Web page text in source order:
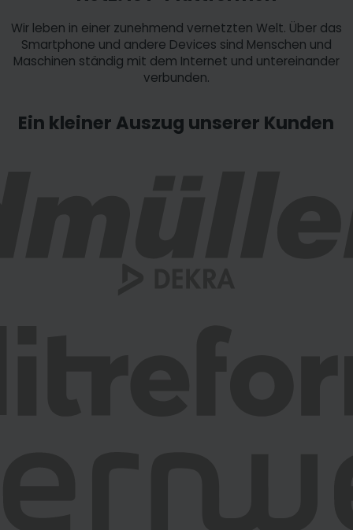
Wir leben in einer zunehmend vernetzten Welt. Über das
Smartphone und andere Devices sind Menschen und
Maschinen ständig mit dem Internet und untereinander
verbunden.
Ein kleiner Auszug unserer Kunden